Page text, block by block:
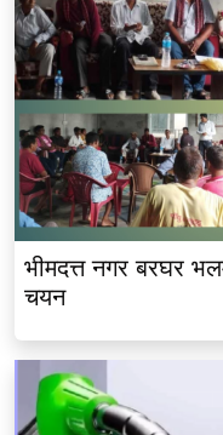
भीमदत्त नगर बरघर
चयन